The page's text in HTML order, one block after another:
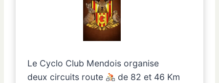
Le Cyclo Club Mendois organise
deux circuits route
de 82 et 46 Km